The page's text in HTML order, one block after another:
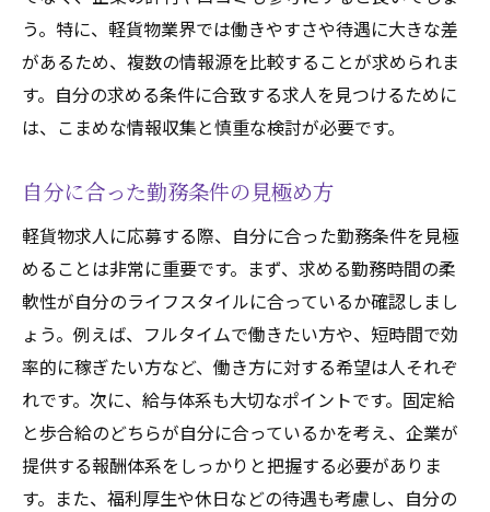
う。特に、軽貨物業界では働きやすさや待遇に大きな差
があるため、複数の情報源を比較することが求められま
す。自分の求める条件に合致する求人を見つけるために
は、こまめな情報収集と慎重な検討が必要です。
自分に合った勤務条件の見極め方
軽貨物求人に応募する際、自分に合った勤務条件を見極
めることは非常に重要です。まず、求める勤務時間の柔
軟性が自分のライフスタイルに合っているか確認しまし
ょう。例えば、フルタイムで働きたい方や、短時間で効
率的に稼ぎたい方など、働き方に対する希望は人それぞ
れです。次に、給与体系も大切なポイントです。固定給
と歩合給のどちらが自分に合っているかを考え、企業が
提供する報酬体系をしっかりと把握する必要がありま
す。また、福利厚生や休日などの待遇も考慮し、自分の